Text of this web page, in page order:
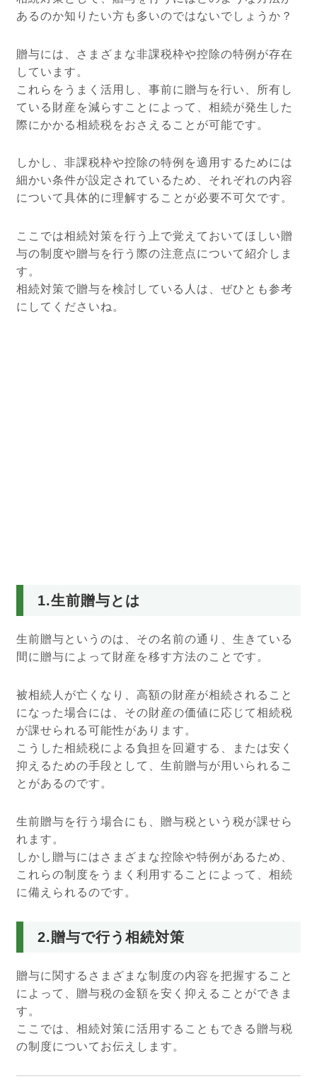
あるのか知りたい方も多いのではないでしょうか？
贈与には、さまざまな非課税枠や控除の特例が存在
しています。
これらをうまく活用し、事前に贈与を行い、所有し
ている財産を減らすことによって、相続が発生した
際にかかる相続税をおさえることが可能です。
しかし、非課税枠や控除の特例を適用するためには
細かい条件が設定されているため、それぞれの内容
について具体的に理解することが必要不可欠です。
ここでは相続対策を行う上で覚えておいてほしい贈
与の制度や贈与を行う際の注意点について紹介しま
す。
相続対策で贈与を検討している人は、ぜひとも参考
にしてくださいね。
1.生前贈与とは
生前贈与というのは、その名前の通り、生きている
間に贈与によって財産を移す方法のことです。
被相続人が亡くなり、高額の財産が相続されること
になった場合には、その財産の価値に応じて相続税
が課せられる可能性があります。
こうした相続税による負担を回避する、または安く
抑えるための手段として、生前贈与が用いられるこ
とがあるのです。
生前贈与を行う場合にも、贈与税という税が課せら
れます。
しかし贈与にはさまざまな控除や特例があるため、
これらの制度をうまく利用することによって、相続
に備えられるのです。
2.贈与で行う相続対策
贈与に関するさまざまな制度の内容を把握すること
によって、贈与税の金額を安く抑えることができま
す。
ここでは、相続対策に活用することもできる贈与税
の制度についてお伝えします。